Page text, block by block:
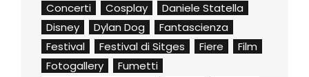
Concerti
Cosplay
Daniele Statella
Disney
Dylan Dog
Fantascienza
Festival
Festival di Sitges Fiere
Film
Fotogallery
Fumetti